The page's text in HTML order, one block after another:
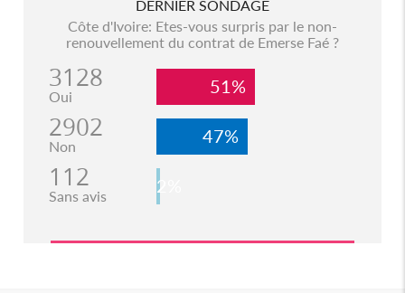
DERNIER SONDAGE
Côte d'Ivoire: Etes-vous surpris par le non-
renouvellement du contrat de Emerse Faé ?
3128
Oui 51%
2902
Non 47%
112
Sans avis 2%